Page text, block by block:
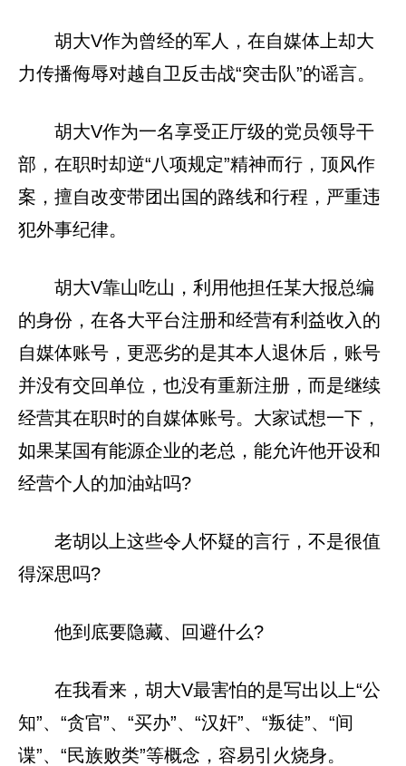
胡大V作为曾经的军人，在自媒体上却大
力传播侮辱对越自卫反击战“突击队”的谣言。
胡大V作为一名享受正厅级的党员领导干
部，在职时却逆“八项规定”精神而行，顶风作
案，擅自改变带团出国的路线和行程，严重违
犯外事纪律。
胡大V靠山吃山，利用他担任某大报总编
的身份，在各大平台注册和经营有利益收入的
自媒体账号，更恶劣的是其本人退休后，账号
并没有交回单位，也没有重新注册，而是继续
经营其在职时的自媒体账号。大家试想一下，
如果某国有能源企业的老总，能允许他开设和
经营个人的加油站吗?
老胡以上这些令人怀疑的言行，不是很值
得深思吗?
他到底要隐藏、回避什么?
在我看来，胡大V最害怕的是写出以上“公
知”、“贪官”、“买办”、“汉奸”、“叛徒”、“间
谍”、“民族败类”等概念，容易引火烧身。